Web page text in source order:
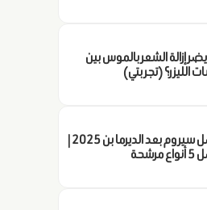
إزالة الشعر بالموس بين
الليزر؟ (تجربتي)
أفضل سيروم بعد الديرما بن 2025 |